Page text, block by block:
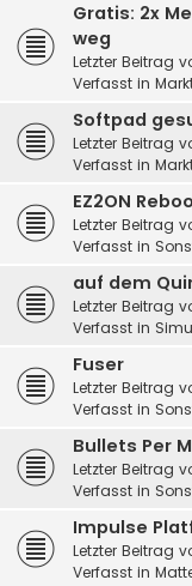
Gratis: 2x
weg
Letzter Beitrag
Verfasst in
Softpad
Letzter Beitrag
Verfasst in
EZ2ON
Letzter Beitrag
Verfasst in
auf dem
Letzter Beitrag
Verfasst in
Fuser
Letzter Beitrag
Verfasst in
Bullets Per
Letzter Beitrag
Verfasst in
Impulse
Letzter Beitrag
Verfasst in